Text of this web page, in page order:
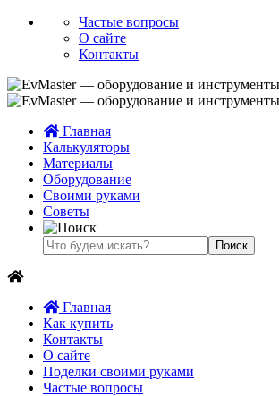
Частые вопросы
О сайте
Контакты
Главная
Калькуляторы
Материалы
Оборудование
Своими руками
Советы
Главная
Как купить
Контакты
О сайте
Поделки своими руками
Частые вопросы